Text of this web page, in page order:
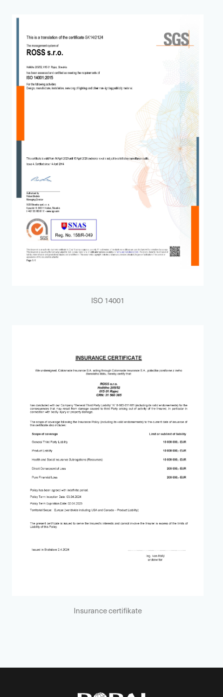
ISO 14001
Insurance certifikate